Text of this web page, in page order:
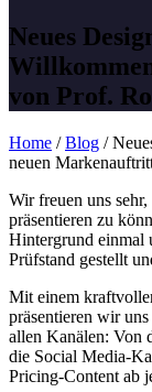
Neues
von Prof.
Home /Blog /
neuen
Wir freuen uns
präsentieren zu
Hintergrund einmal
Prüfstand gestellt
Mit einem
präsentieren wir
allen Kanälen: Von
die Social Media-
Pricing-Content ab